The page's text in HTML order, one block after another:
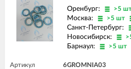
Оренбург: >5
Москва: >5 шт
Санкт-Петербург:
Новосибирск:
Барнаул: >5 шт
Артикул 6GROMNIA03